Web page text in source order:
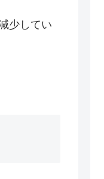
少してい